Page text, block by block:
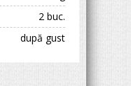
2 buc.
după gust